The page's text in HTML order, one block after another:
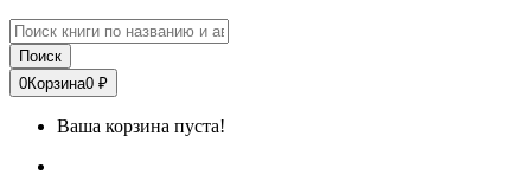
Поиск
0Корзина0 ₽
Ваша корзина пуста!